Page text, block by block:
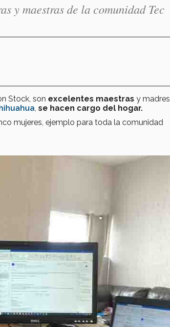
y maestras de la comunidad Tec
Stock, son excelentes maestras y madres
se hacen cargo del hogar.
mujeres, ejemplo para toda la comunidad